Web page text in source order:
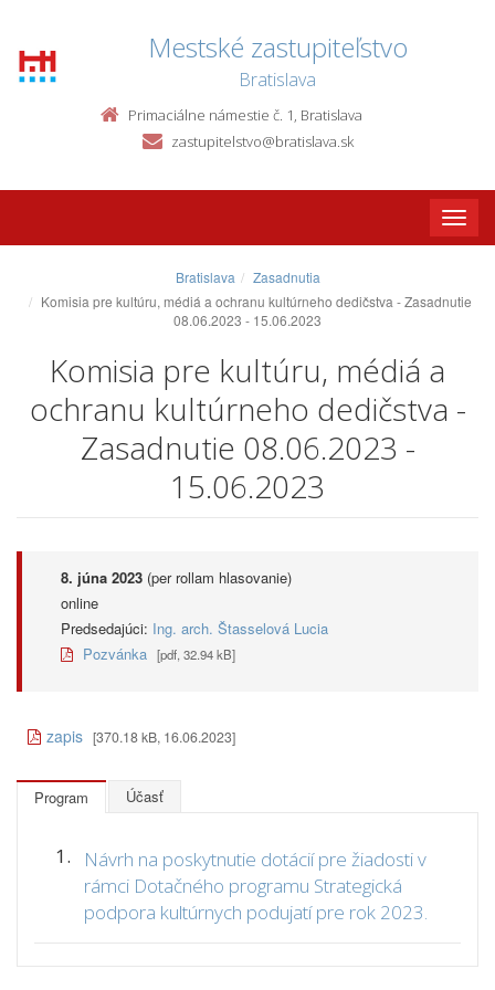
Mestské zastupiteľstvo
Bratislava
Primaciálne námestie č. 1, Bratislava
zastupitelstvo@bratislava.sk
Toggle
Bratislava
Zasadnutia
Komisia pre kultúru, médiá a ochranu kultúrneho dedičstva - Zasadnutie
08.06.2023 - 15.06.2023
Komisia pre kultúru, médiá a
ochranu kultúrneho dedičstva -
Zasadnutie 08.06.2023 -
15.06.2023
8. júna 2023 (per rollam hlasovanie)
online
Predsedajúci: Ing. arch. Štasselová Lucia
Pozvánka [pdf, 32.94 kB]
zapis [370.18 kB, 16.06.2023]
Program Účasť
1.
Návrh na poskytnutie dotácií pre žiadosti v
rámci Dotačného programu Strategická
podpora kultúrnych podujatí pre rok 2023.